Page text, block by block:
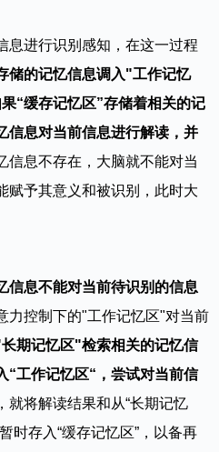
息进行识别感知，在这一过程
储的记忆信息调入"工作记忆
“缓存记忆区”存储着相关的记
信息对当前信息进行解读，并
信息不存在，大脑就不能对当
赋予其意义和被识别，此时大
信息不能对当前待识别的信息
力控制下的"工作记忆区"对当前
期记忆区"检索相关的记忆信
“工作记忆区“，尝试对当前信
就将解读结果和从“长期记忆
时存入“缓存记忆区”，以备再